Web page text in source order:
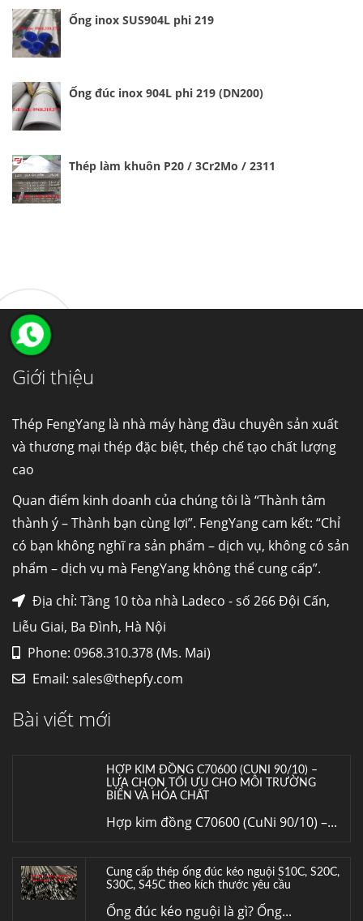
Ống inox SUS904L phi 219
Ống đúc inox 904L phi 219 (DN200)
Thép làm khuôn P20 / 3Cr2Mo / 2311
Giới thiệu
Thép FengYang là nhà máy hàng đầu chuyên sản xuất
và thương mại thép đặc biệt, thép chế tạo chất lượng
cao
Quan điểm kinh doanh của chúng tôi là “Thành tâm
thành ý – Thành bạn cùng lợi”. FengYang cam kết: “Chỉ
có bạn không nghĩ ra sản phẩm – dịch vụ, không có sản
phẩm – dịch vụ mà FengYang không thể cung cấp”.
Địa chỉ: Tầng 10 tòa nhà Ladeco - số 266 Đội Cấn,
Liễu Giai, Ba Đình, Hà Nội
Phone: 0968.310.378 (Ms. Mai)
Email: sales@thepfy.com
Bài viết mới
Ống đúc kéo nguội là gì? Ống...
Fengyang là một trong những nhà
máy...
Hợp kim N06625 là gì? Giá hợp kim 625 mới
nhiệt,...
Mua inox ở đâu chất lượng giá tốt? Gọi ngay
Inox (thép không gỉ) là một trong...
HỢP KIM ĐỒNG C70600 (CUNI 90/10) –
LỰA CHỌN TỐI ƯU CHO MÔI TRƯỜNG
BIỂN VÀ HÓA CHẤT
Hợp kim đồng C70600 (CuNi 90/10) –...
Cung cấp thép ống đúc kéo nguội S10C, S20C,
S30C, S45C theo kích thước yêu cầu
Ống đúc kéo nguội là gì? Ống...